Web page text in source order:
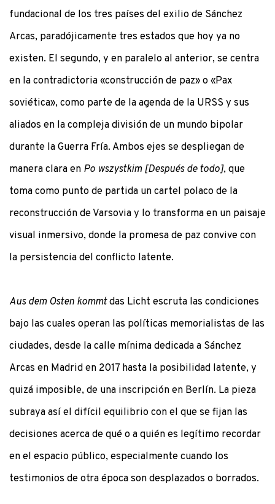
fundacional de los tres países del exilio de Sánchez
Arcas, paradójicamente tres estados que hoy ya no
existen. El segundo, y en paralelo al anterior, se centra
en la contradictoria «construcción de paz» o «Pax
soviética», como parte de la agenda de la URSS y sus
aliados en la compleja división de un mundo bipolar
durante la Guerra Fría. Ambos ejes se despliegan de
manera clara en Po wszystkim [Después de todo], que
toma como punto de partida un cartel polaco de la
reconstrucción de Varsovia y lo transforma en un paisaje
visual inmersivo, donde la promesa de paz convive con
la persistencia del conflicto latente.
Aus dem Osten kommtdas Licht escruta las condiciones
bajo las cuales operan las políticas memorialistas de las
ciudades, desde la calle mínima dedicada a Sánchez
Arcas en Madrid en 2017 hasta la posibilidad latente, y
quizá imposible, de una inscripción en Berlín. La pieza
subraya así el difícil equilibrio con el que se fijan las
decisiones acerca de qué o a quién es legítimo recordar
en el espacio público, especialmente cuando los
testimonios de otra época son desplazados o borrados.